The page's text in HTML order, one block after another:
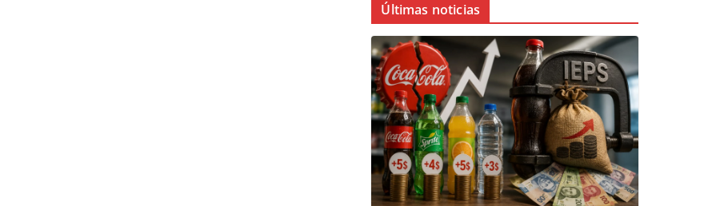
Últimas noticias